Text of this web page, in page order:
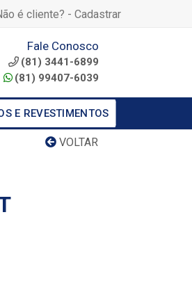
é cliente? - Cadastrar
Fale Conosco
(81) 3441-6899
(81) 99407-6039
E REVESTIMENTOS
VOLTAR